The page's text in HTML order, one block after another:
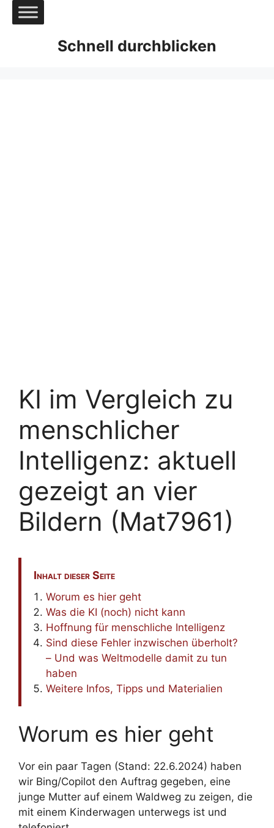
Zum
Inhalt
Schnell durchblicken
KI im Vergleich zu
menschlicher
Intelligenz: aktuell
gezeigt an vier
Bildern (Mat7961)
Inhalt dieser Seite
Worum es hier geht
Was die KI (noch) nicht kann
Hoffnung für menschliche Intelligenz
Sind diese Fehler inzwischen überholt?
– Und was Weltmodelle damit zu tun
haben
Weitere Infos, Tipps und Materialien
Worum es hier geht
Vor ein paar Tagen (Stand: 22.6.2024) haben
wir Bing/Copilot den Auftrag gegeben, eine
junge Mutter auf einem Waldweg zu zeigen, die
mit einem Kinderwagen unterwegs ist und